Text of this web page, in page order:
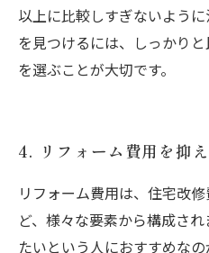
以上に比較しすぎないよう
を見つけるには、しっかり
を選ぶことが大切です。
4. リフォーム費用を抑
リフォーム費用は、住宅改
ど、様々な要素から構成さ
たいという人におすすめな